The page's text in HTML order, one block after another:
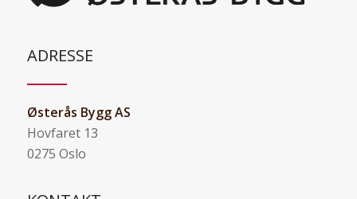
ADRESSE
Østerås Bygg AS
Hovfaret 13
0275 Oslo